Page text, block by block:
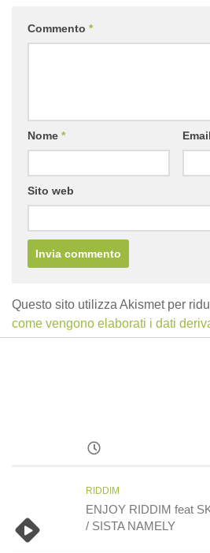
Commento *
Nome * Email
Sito web
Questo sito utilizza Akismet per
come vengono elaborati i dati
RIDDIM
ENJOY RIDDIM feat
/ SISTA NAMELY